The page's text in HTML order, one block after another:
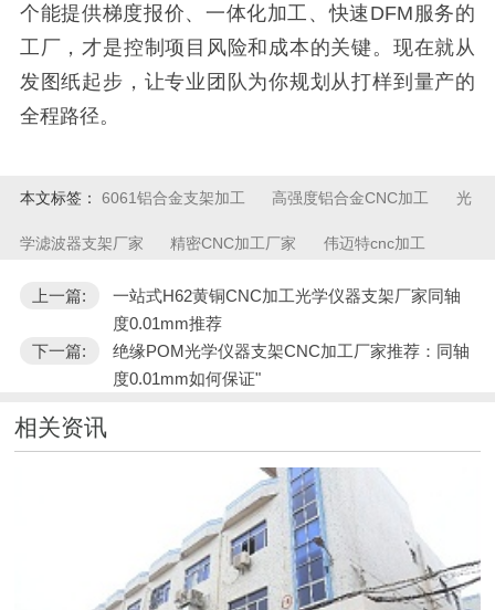
个能提供梯度报价、一体化加工、快速DFM服务的
工厂，才是控制项目风险和成本的关键。现在就从
发图纸起步，让专业团队为你规划从打样到量产的
全程路径。
本文标签： 6061铝合金支架加工 高强度铝合金CNC加工 光
学滤波器支架厂家 精密CNC加工厂家 伟迈特cnc加工
上一篇:
一站式H62黄铜CNC加工光学仪器支架厂家同轴
度0.01mm推荐
下一篇:
绝缘POM光学仪器支架CNC加工厂家推荐：同轴
度0.01mm如何保证"
相关资讯